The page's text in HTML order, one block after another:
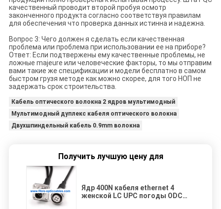
качественный проводит второй пробуя осмотр
законченного продукта согласно соответствуя правилам
для обеспечения что проверка данных истинна и надежна.
Вопрос 3: Чего должен я сделать если качественная
проблема или проблема при использовании ее на приборе?
Ответ: Если подтвержены ему качественные проблемы, не
ложные majeure или человеческие факторы, то мы отправим
вами такие же спецификации и модели бесплатно в самом
быстром грузя методе как можно скорее, для того НОП не
задержать срок строительства.
Кабель оптического волокна 2 ядров мультимодный
Мультимодный дуплекс кабеля оптического волокна
Двухшпиндельный кабель 0.9mm волокна
Получить лучшую цену для
Ядр 400N кабеля ethernet 4
женской LC UPC погоды ODC